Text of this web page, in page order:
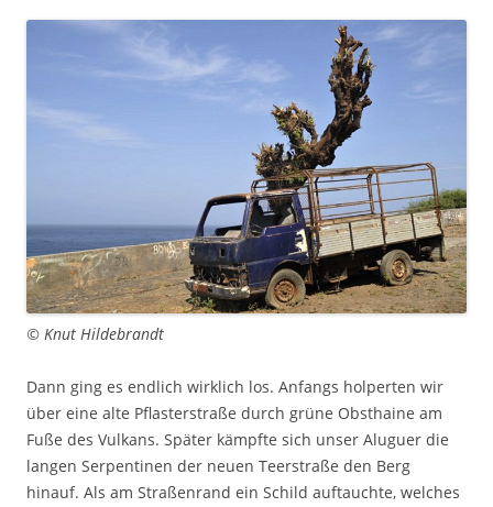
© Knut Hildebrandt
Dann ging es endlich wirklich los. Anfangs holperten wir
über eine alte Pflasterstraße durch grüne Obsthaine am
Fuße des Vulkans. Später kämpfte sich unser Aluguer die
langen Serpentinen der neuen Teerstraße den Berg
hinauf. Als am Straßenrand ein Schild auftauchte, welches